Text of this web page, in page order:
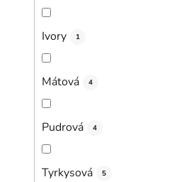
Ivory 1
Mátová 4
Pudrová 4
Tyrkysová 5